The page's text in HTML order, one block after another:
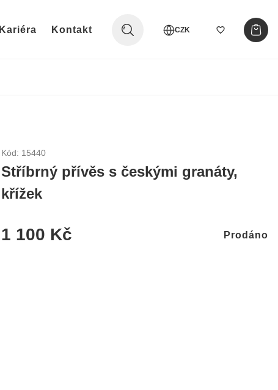
Kariéra Kontakt CZK
Kód: 15440
Stříbrný přívěs s českými granáty,
křížek
1 100 Kč Prodáno